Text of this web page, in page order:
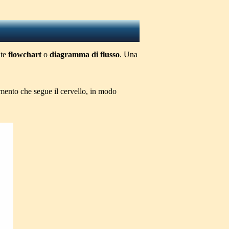
flowchart o diagramma di flusso. Una
che segue il cervello, in modo